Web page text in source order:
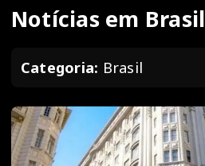
Notícias em Brasil
Categoria: Brasil